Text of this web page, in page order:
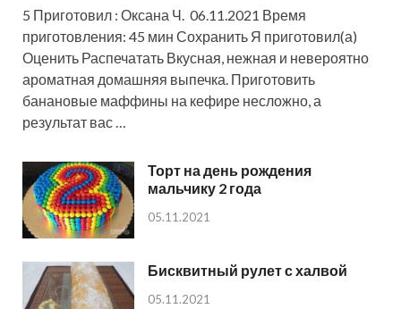
5 Приготовил : Оксана Ч. 06.11.2021 Время
приготовления: 45 мин Сохранить Я приготовил(а)
Оценить Распечатать Вкусная, нежная и невероятно
ароматная домашняя выпечка. Приготовить
банановые маффины на кефире несложно, а
результат вас …
Торт на день рождения
мальчику 2 года
05.11.2021
Бисквитный рулет с халвой
05.11.2021